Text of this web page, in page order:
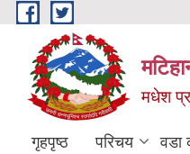
Skip to main content
मधेश
गृहपृष्ठ परिचय वडा